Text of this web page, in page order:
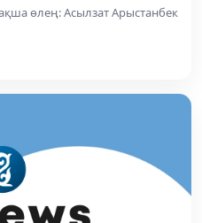
өлең: Асылзат Арыстанбек